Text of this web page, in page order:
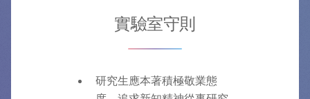
實驗室守則
研究生應本著積極敬業態